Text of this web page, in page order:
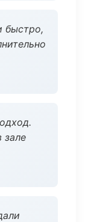
быстро,
зале